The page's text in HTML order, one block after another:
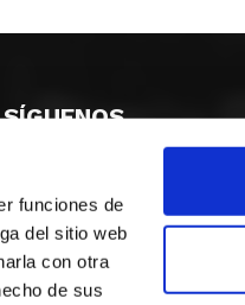
funciones de
del sitio web
con otra
de sus
SÍGUENOS